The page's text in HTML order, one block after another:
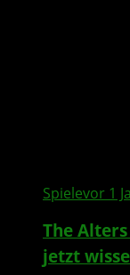
Spielevor 1
The
jetzt